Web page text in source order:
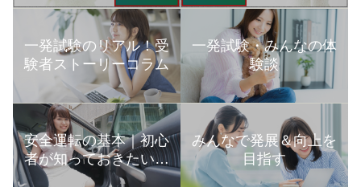
一発試験のリアル！受
験者ストーリーコラム
一発試験・みんなの体
験談
安全運転の基本｜初心
者が知っておきたい運
転の知識まとめ
みんなで発展＆向上を
目指す